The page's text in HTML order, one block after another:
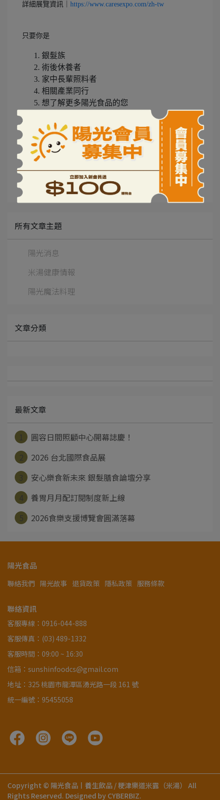
詳細展覽資訊｜ https://www.caresexpo.com/zh-tw
只要你是
銀髮族
術後休養者
家中長輩照料者
相關產業同行
想了解更多陽光食品的您
都歡迎到現場與我們相聚
所有文章主題
陽光消息
米湯健康情報
陽光魔法料理
文章分類
最新文章
圓容日間照顧中心開幕誌慶！
2026 台北國際食品展
安心樂食新未來 銀髮膳食論壇分享
養胃月月配訂閱制度新上線
2026食樂支援博覽會圓滿落幕
陽光食品
聯絡我們 陽光故事 退貨政策 隱私政策 服務條款
聯絡資訊
客服專線：0916-044-888
客服傳真：(03) 489-1332
客服時間：09:00 ~ 16:30
信箱：sunshinfoodcs@gmail.com
地址：325 桃園市龍潭區湧光路一段 161 號
統一編號：95455058
Copyright © 陽光食品丨養生飲品 / 粳津樂道米露（米湯）
All
Rights Reserved. Designed by CYBERBIZ.